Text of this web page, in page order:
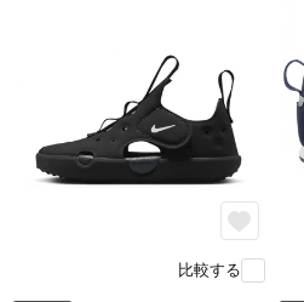
比較する